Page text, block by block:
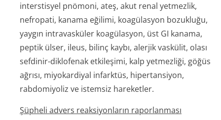
interstisyel pnömoni, ateş, akut renal yetmezlik,
nefropati, kanama eğilimi, koagülasyon bozukluğu,
yaygın intravasküler koagülasyon, üst GI kanama,
peptik ülser, ileus, bilinç kaybı, alerjik vaskülit, olası
sefdinir-diklofenak etkileşimi, kalp yetmezliği, göğüs
ağrısı, miyokardiyal infarktüs, hipertansiyon,
rabdomiyoliz ve istemsiz hareketler.
Şüpheli advers reaksiyonların raporlanması